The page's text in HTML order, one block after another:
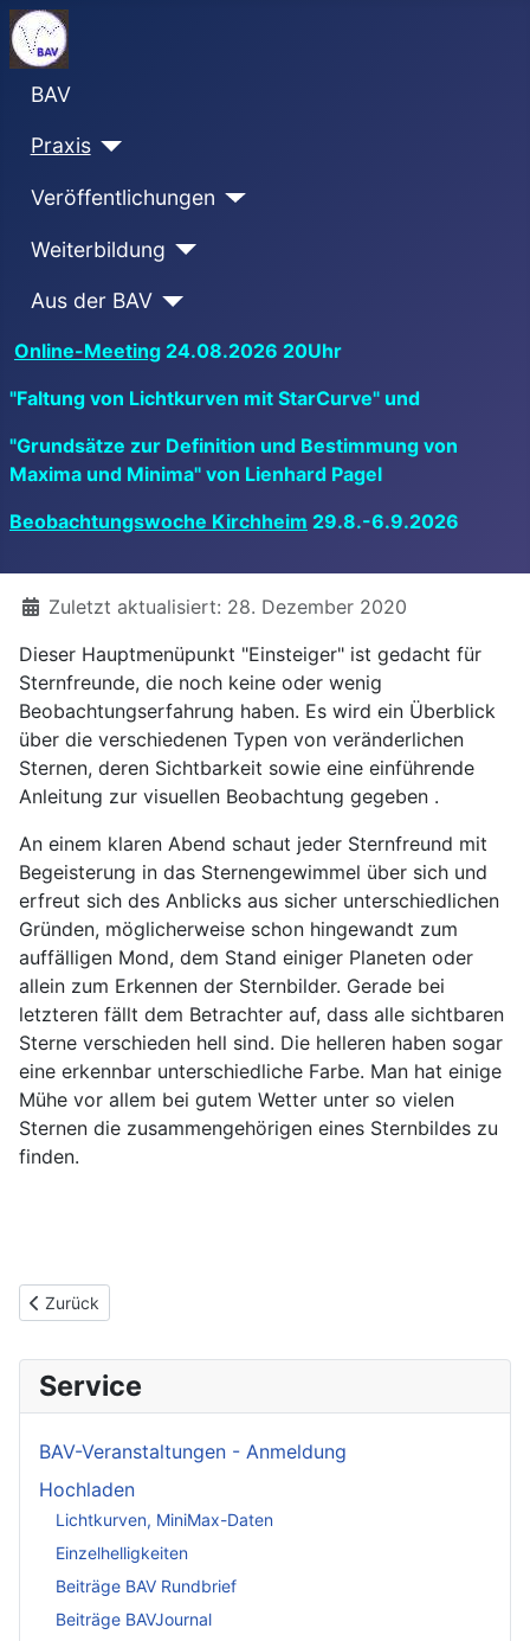
BAV
Praxis
Veröffentlichungen
Weiterbildung
Aus der BAV
Online-Meeting 24.08.2026 20Uhr
"Faltung von Lichtkurven mit StarCurve" und
"Grundsätze zur Definition und Bestimmung von
Maxima und Minima" von Lienhard Pagel
Beobachtungswoche Kirchheim 29.8.-6.9.2026
DetailsZuletzt aktualisiert: 28. Dezember 2020
Dieser Hauptmenüpunkt "Einsteiger" ist gedacht für
Sternfreunde, die noch keine oder wenig
Beobachtungserfahrung haben. Es wird ein Überblick
über die verschiedenen Typen von veränderlichen
Sternen, deren Sichtbarkeit sowie eine einführende
Anleitung zur visuellen Beobachtung gegeben .
An einem klaren Abend schaut jeder Sternfreund mit
Begeisterung in das Sternengewimmel über sich und
erfreut sich des Anblicks aus sicher unterschiedlichen
Gründen, möglicherweise schon hingewandt zum
auffälligen Mond, dem Stand einiger Planeten oder
allein zum Erkennen der Sternbilder. Gerade bei
letzteren fällt dem Betrachter auf, dass alle sichtbaren
Sterne verschieden hell sind. Die helleren haben sogar
eine erkennbar unterschiedliche Farbe. Man hat einige
Mühe vor allem bei gutem Wetter unter so vielen
Sternen die zusammengehörigen eines Sternbildes zu
finden.
Vorheriger Beitrag: Beobachten Veränderlicher Sterne
Zurück
Service
BAV-Veranstaltungen - Anmeldung
Hochladen
Lichtkurven, MiniMax-Daten
Einzelhelligkeiten
Beiträge BAV Rundbrief
Beiträge BAVJournal